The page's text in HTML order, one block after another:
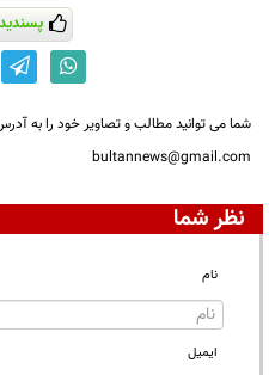
شما می توانید مطالب و تصاویر خود را به
bultannews@gmail.com
نظر شما
نام
ایمیل